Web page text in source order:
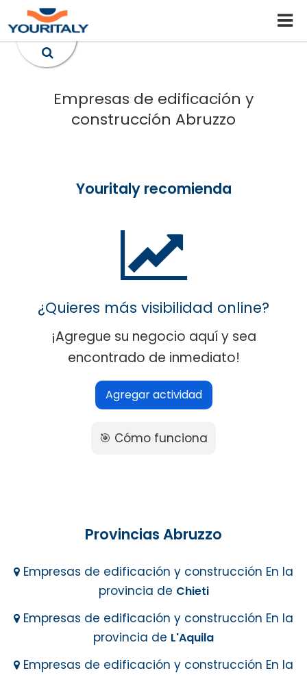
Empresas de edificación y
construcción Abruzzo
Youritaly recomienda
¿Quieres más visibilidad online?
¡Agregue su negocio aquí y sea
encontrado de inmediato!
Agregar actividad
🎯 Cómo funciona
Provincias Abruzzo
Empresas de edificación y construcción En la
provincia de Chieti
Empresas de edificación y construcción En la
provincia de L'Aquila
Empresas de edificación y construcción En la